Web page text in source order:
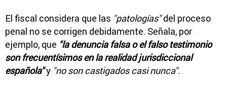
El fiscal considera que las "patologías"del proceso
penal no se corrigen debidamente. Señala, por
ejemplo, que "la denuncia falsa o el falso testimonio
son frecuentísimos en la realidad jurisdiccional
española"y "no son castigados casi nunca".